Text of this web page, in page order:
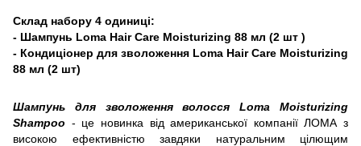
Склад набору 4 одиниці:
- Шампунь Loma Hair Care Moisturizing 88 мл (2 шт )
- Кондиціонер для зволоження Loma Hair Care Moisturizing
88 мл (2 шт)
Шампунь для зволоження волосся Loma Moisturizing
Shampoo - це новинка від американської компанії ЛОМА з
високою ефективністю завдяки натуральним цілющим